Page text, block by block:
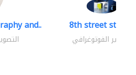
and.. 8th street studios
التصوير الفوتوغرافي